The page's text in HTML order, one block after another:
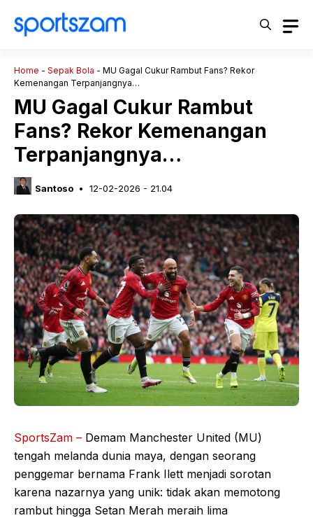
Home - Sepak Bola - MU Gagal Cukur Rambut Fans? Rekor
Kemenangan Terpanjangnya…
MU Gagal Cukur Rambut
Fans? Rekor Kemenangan
Terpanjangnya…
Santoso 12-02-2026 - 21.04
SportsZam – Demam Manchester United (MU)
tengah melanda dunia maya, dengan seorang
penggemar bernama Frank Ilett menjadi sorotan
karena nazarnya yang unik: tidak akan memotong
rambut hingga Setan Merah meraih lima